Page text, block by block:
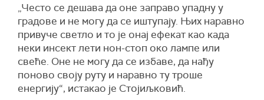
„Често се дешава да оне заправо упадну у
градове и не могу да се иштупају. Њих наравно
привуче светло и то је онај ефекат као када
неки инсект лети нон-стоп око лампе или
свеће. Оне не могу да се избаве, да нађу
поново своју руту и наравно ту троше
енергију“, истакао је Стојиљковић.